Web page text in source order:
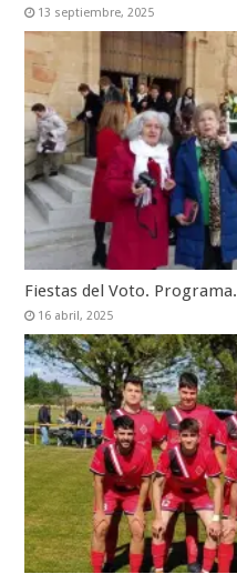
13 septiembre, 2025
Fiestas del Voto. Programa.
16 abril, 2025